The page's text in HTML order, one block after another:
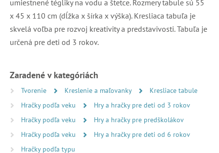
umiestnené tégliky na vodu a štetce. Rozmery tabule sú 55
x 45 x 110 cm (dĺžka x šírka x výška). Kresliaca tabuľa je
skvelá voľba pre rozvoj kreativity a predstavivosti. Tabuľa je
určená pre deti od 3 rokov.
Zaradené v kategóriách
Tvorenie Kreslenie a maľovanky
Kresliace tabule
Hračky podľa veku
Hry a hračky pre deti od 3 rokov
Hračky podľa veku
Hry a hračky pre predškolákov
Hračky podľa veku
Hry a hračky pre deti od 6 rokov
Hračky podľa typu